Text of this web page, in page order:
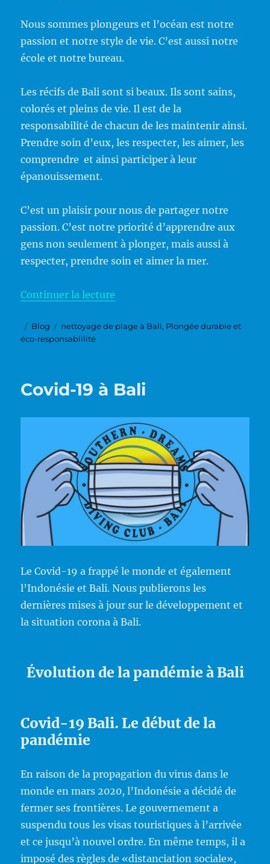
Nous sommes plongeurs et l’océan est notre
passion et notre style de vie. C’est aussi notre
école et notre bureau.
Les récifs de Bali sont si beaux. Ils sont sains,
colorés et pleins de vie. Il est de la
responsabilité de chacun de les maintenir ainsi.
Prendre soin d’eux, les respecter, les aimer, les
comprendre et ainsi participer à leur
épanouissement.
C’est un plaisir pour nous de partager notre
passion. C’est notre priorité d’apprendre aux
gens non seulement à plonger, mais aussi à
respecter, prendre soin et aimer la mer.
Continuer la lecture
Publié
le
Catégories
Blog Étiquettes
nettoyage de plage à Bali, Plongée durable et
éco-responsablilité
Covid-19 à Bali
Le Covid-19 a frappé le monde et également
l’Indonésie et Bali. Nous publierons les
dernières mises à jour sur le développement et
la situation corona à Bali.
Évolution de la pandémie à Bali
Covid-19 Bali. Le début de la
pandémie
En raison de la propagation du virus dans le
monde en mars 2020, l’Indonésie a décidé de
fermer ses frontières. Le gouvernement a
suspendu tous les visas touristiques à l’arrivée
et ce jusqu’à nouvel ordre. En même temps, il a
imposé des règles de «distanciation sociale»,